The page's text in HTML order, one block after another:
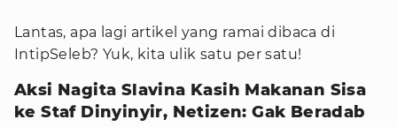
Lantas, apa lagi artikel yang ramai dibaca di
IntipSeleb? Yuk, kita ulik satu per satu!
Aksi Nagita Slavina Kasih Makanan Sisa
ke Staf Dinyinyir, Netizen: Gak Beradab